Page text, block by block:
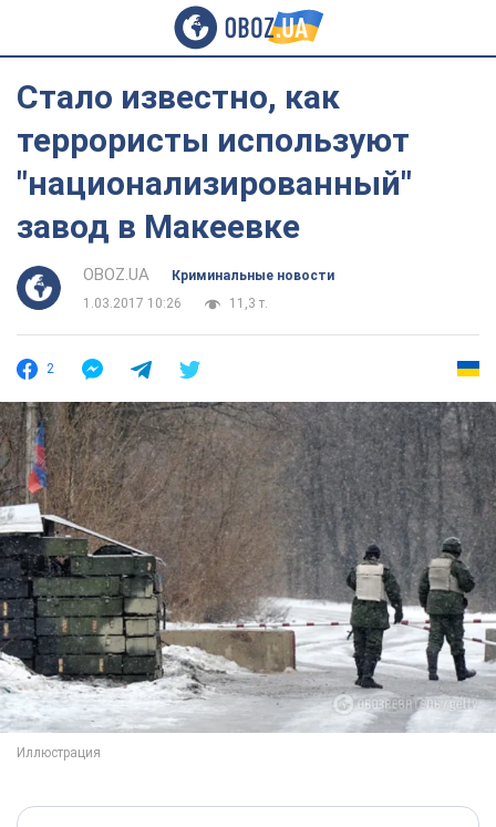
Стало известно, как
террористы используют
"национализированный"
завод в Макеевке
OBOZ.UA
Криминальные новости
1.03.2017 10:26
11,3 т.
2